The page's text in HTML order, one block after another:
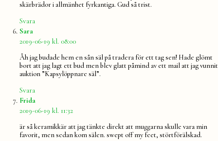
skärbrädor i allmänhet fyrkantiga. Gud så trist.
Svara
Sara
2019-06-19 kl. 08:00
Åh jag budade hem en sån säl på tradera för ett tag sen! Hade glömt
bort att jag lagt ett bud men blev glatt påmind av ett mail att jag vunnit
auktion ”Kapsylöppnare säl”.
Svara
Frida
2019-06-19 kl. 11:32
är så keramikkär att jag tänkte direkt att muggarna skulle vara min
favorit, men sedan kom sälen. swept off my feet, störtförälskad.